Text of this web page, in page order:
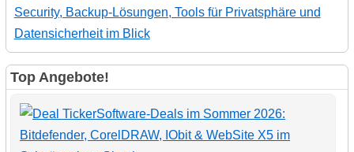
Security, Backup-Lösungen, Tools für Privatsphäre und
Datensicherheit im Blick
Top Angebote!
Software-Deals im Sommer 2026:
Bitdefender, CorelDRAW, IObit & WebSite X5 im